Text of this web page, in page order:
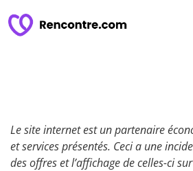
Le site internet est un partenaire
et services présentés. Ceci a une
des offres et l’affichage de celles-ci